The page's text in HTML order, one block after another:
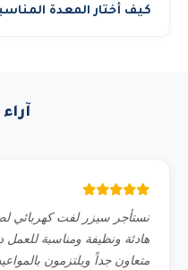
كيف أختار المعدة
نستأجر سيزر لفت كهربائي
هادئة ونظيفة ومناسبة
متعاون جداً ويلتزمون